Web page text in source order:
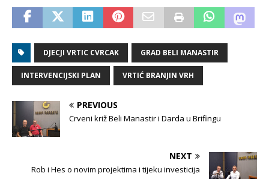
DJECJI VRTIC CVRCAK GRAD BELI MANASTIR
INTERVENCIJSKI PLAN VRTIĆ BRANJIN VRH
PREVIOUS
Crveni križ Beli Manastir i Darda u Brifingu
NEXT
Rob i Hes o novim projektima i tijeku investicija